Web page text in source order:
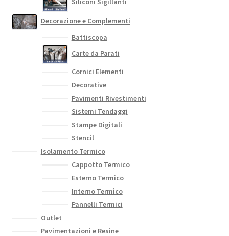
Decorazione e Complementi
Battiscopa
Carte da Parati
Cornici Elementi
Decorative
Pavimenti Rivestimenti
Sistemi Tendaggi
Stampe Digitali
Stencil
Isolamento Termico
Cappotto Termico
Esterno Termico
Interno Termico
Pannelli Termici
Outlet
Pavimentazioni e Resine